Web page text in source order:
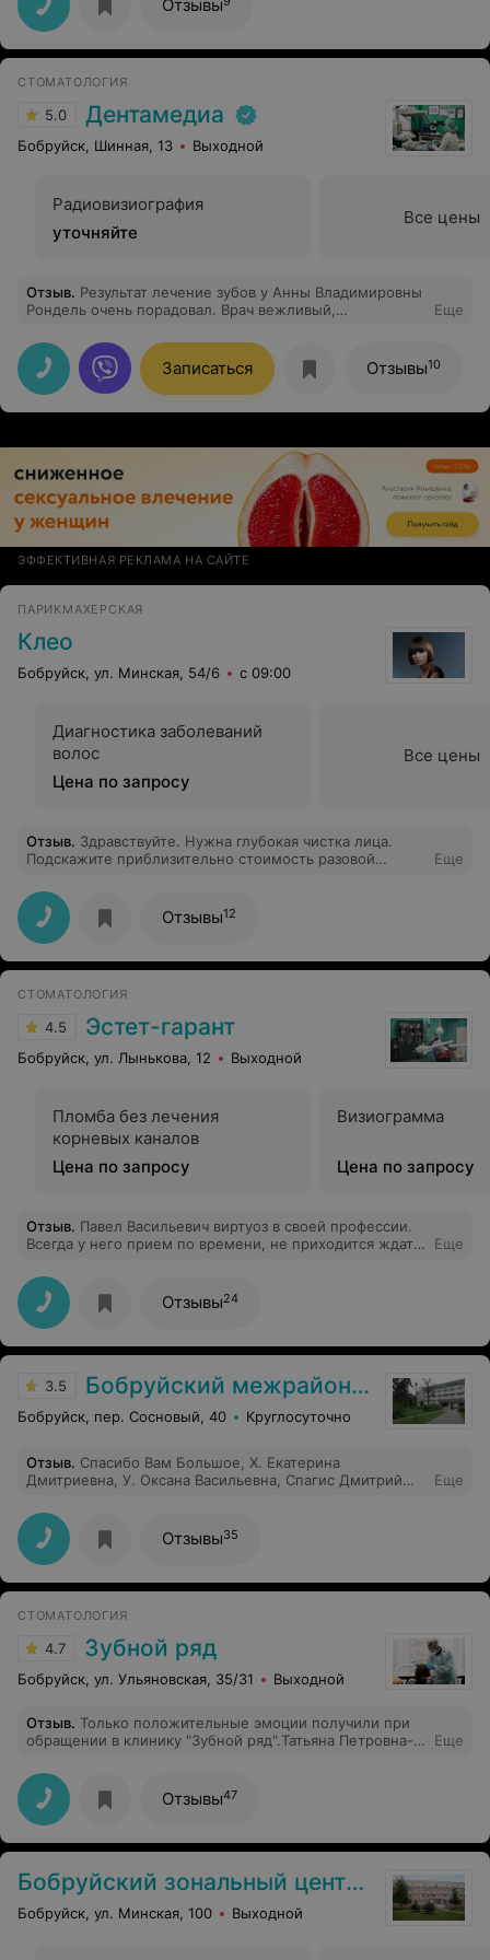
своего дела,к таким людям хочется возвращаться
Отзывы
СТОМАТОЛОГИЯ
5.0 Дентамедиа
Бобруйск, Шинная, 13 Выходной
Радиовизиография
уточняйте
Все цены
Отзыв. Результат лечение зубов у Анны Владимировны
Рондель очень порадовал. Врач вежливый,
работе.
Еще
Записаться Отзывы10
ЭФФЕКТИВНАЯ РЕКЛАМА НА САЙТЕ
ПАРИКМАХЕРСКАЯ
Клео
Бобруйск, ул. Минская, 54/6 с 09:00
Диагностика заболеваний
волос
Цена по запросу
Все цены
Отзыв. Здравствуйте. Нужна глубокая чистка лица.
Подскажите приблизительно стоимость разовой
Еще
Отзывы12
СТОМАТОЛОГИЯ
4.5 Эстет-гарант
Бобруйск, ул. Лынькова, 12 Выходной
Пломба без лечения
корневых каналов
Цена по запросу
Визиограмма
Цена по запросу
Отзыв. Павел Васильевич виртуоз в своей профессии.
Всегда у него прием по времени, не приходится ждать.
кресле. Павел Васильевич ставил мне два Импланта. Я
думала, что он ещё не начинал ставить, а оказалось,
что уже можно уходить. Всё делает быстро,
безболезненно и с отличным результатом. Большое
спасибо, дай бог ему здоровья на долгие годы
Еще
Отзывы24
3.5 Бобруйский межрайонный онкологический диспансер
Бобруйск, пер. Сосновый, 40 Круглосуточно
Отзыв. Спасибо Вам Большое, Х. Екатерина
Дмитриевна, У. Оксана Васильевна, Спагис Дмитрий
чувства и эмоции.
Еще
Отзывы35
СТОМАТОЛОГИЯ
4.7 Зубной ряд
Бобруйск, ул. Ульяновская, 35/31 Выходной
Отзыв. Только положительные эмоции получили при
обращении в клинику "Зубной ряд".Татьяна Петровна-
признательность за вежливость, чуткость, доброту,
трепетное отношение к пациентам. Очень благодарны
администратору за внимание оказанное нам.
Спасибо!!!
Еще
Отзывы47
Бобруйский зональный центр гигиены и эпидемиологии
Бобруйск, ул. Минская, 100 Выходной